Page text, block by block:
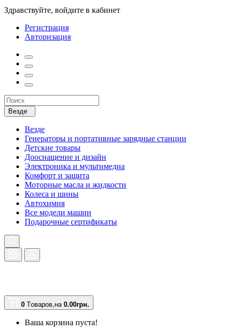
Здравствуйте, войдите в кабинет
Регистрация
Авторизация
Везде
Везде
Генераторы и портативные зарядные станции
Детские товары
Дооснащение и дизайн
Электроника и мультимедиа
Комфорт и защита
Моторные масла и жидкости
Колеса и шины
Автохимия
Все модели машин
Подарочные сертификаты
0 Tоваров,на 0.00грн.
Ваша корзина пуста!